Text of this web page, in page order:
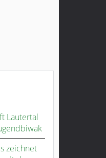
Lautertal
zeichnet